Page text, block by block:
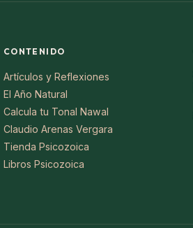
CONTENIDO
Artículos y Reflexiones
El Año Natural
Calcula tu Tonal Nawal
Claudio Arenas Vergara
Tienda Psicozoica
Libros Psicozoica